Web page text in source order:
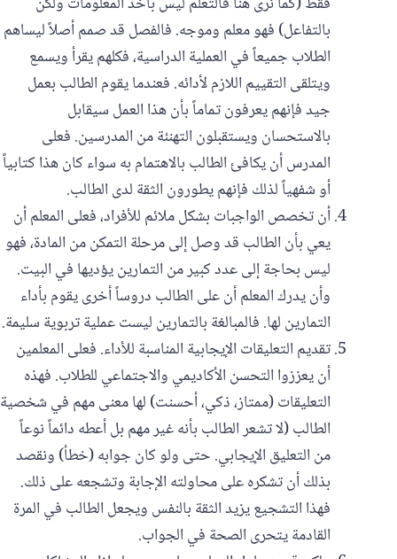
بالتفاعل) فهو معلم وموجه. فالفصل قد صمم أصلاً ليساهم
الطلاب جميعاً في العملية الدراسية،‏ فكلهم يقرأ ويسمع
ويتلقى التقييم اللازم لأدائه. فعندما يقوم الطالب بعمل
جيد فإنهم يعرفون تماماً بأن هذا العمل سيقابل
بالاستحسان ويستقبلون التهنئة من المدرسين. فعلى
المدرس أن يكافئ الطالب بالاهتمام به سواء كان هذا كتابياً
أو شفهياً لذلك فإنهم يطورون الثقة لدى الطالب.
أن تخصص الواجبات بشكل ملائم للأفراد، فعلى المعلم أن
يعي بأن الطالب قد وصل إلى مرحلة التمكن من المادة، فهو
ليس بحاجة إلى عدد كبير من التمارين يؤديها في البيت.
وأن يدرك المعلم أن على الطالب دروساً أخرى يقوم بأداء
التمارين لها. فالمبالغة بالتمارين ليست عملية تربوية سليمة.
تقديم التعليقات الإيجابية المناسبة للأداء. فعلى المعلمين
أن يعززوا التحسن الأكاديمي والاجتماعي للطلاب. فهذه
التعليقات (ممتاز، ذكي، ‏أحسنت) لها معنى مهم في شخصية
الطالب (لا تشعر الطالب بأنه غير مهم بل أعطه دائماً نوعاً
من التعليق الإيجابي. حتى ولو كان جوابه (خطأ) ونقصد
بذلك أن تشكره على محاولته الإجابة وتشجعه على ذلك.
فهذا التشجيع يزيد الثقة بالنفس ويجعل الطالب في المرة
القادمة يتحرى الصحة في الجواب.